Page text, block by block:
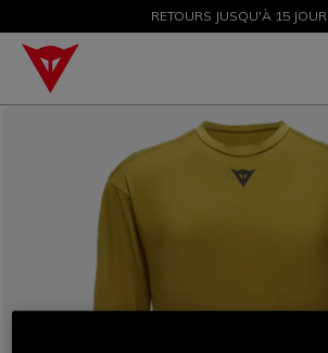
SOLDES JUSQU'À-50 % – ACHETEZ
RETOURS JUSQU'À 15